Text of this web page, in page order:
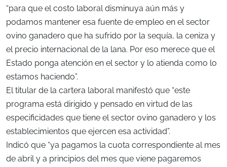
“para que el costo laboral disminuya aún más y
podamos mantener esa fuente de empleo en el sector
ovino ganadero que ha sufrido por la sequía, la ceniza y
el precio internacional de la lana. Por eso merece que el
Estado ponga atención en el sector y lo atienda como lo
estamos haciendo”.
El titular de la cartera laboral manifestó que “este
programa está dirigido y pensado en virtud de las
especificidades que tiene el sector ovino ganadero y los
establecimientos que ejercen esa actividad”.
Indicó que “ya pagamos la cuota correspondiente al mes
de abril y a principios del mes que viene pagaremos